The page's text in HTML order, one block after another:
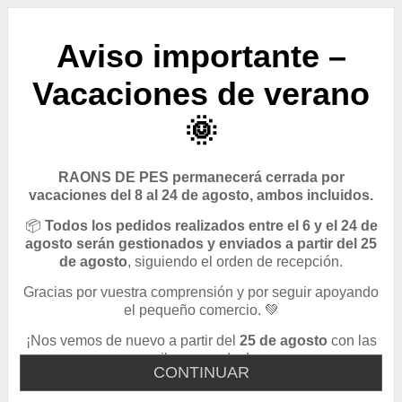
CONTINUAR
Aviso importante –
Vacaciones de verano
🌞
RAONS DE PES permanecerá cerrada por
vacaciones del 8 al 24 de agosto, ambos incluidos.
📦 Todos los pedidos realizados entre el 6 y el 24 de
agosto serán gestionados y enviados a partir del 25
de agosto, siguiendo el orden de recepción.
Gracias por vuestra comprensión y por seguir apoyando
el pequeño comercio. 💚
¡Nos vemos de nuevo a partir del 25 de agosto con las
pilas cargadas!